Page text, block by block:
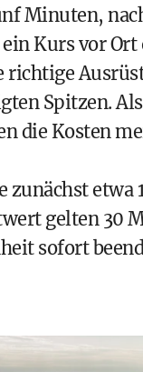
Minuten,
Kurs vor
Spitzen.
die Kosten
zunächst
gelten 30
sofort